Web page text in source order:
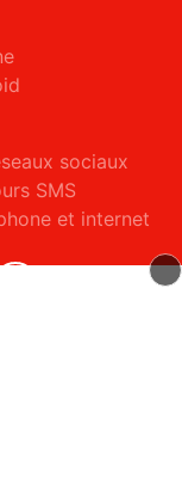
sociaux
SMS
et internet